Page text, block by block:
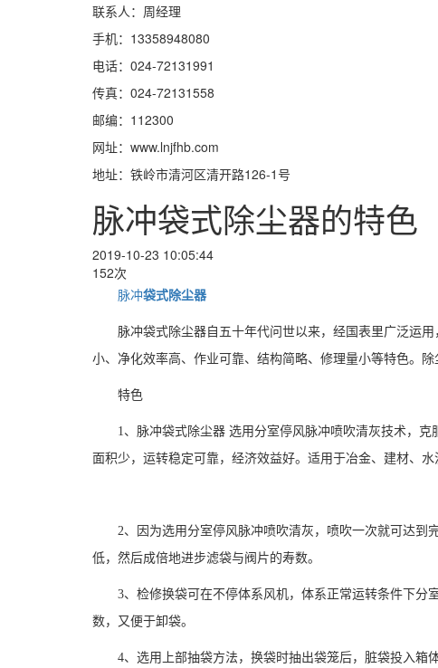
联系人：周经理
手机：13358948080
电话：024-72131991
传真：024-72131558
邮编：112300
网址：www.lnjfhb.com
地址：铁岭市清河区清开路126-1号
脉冲袋式除尘器​的特色
2019-10-23 10:05:44
152次
脉冲袋式除尘器
脉冲袋式除尘器自五十年代问世以来，经国表里广泛运
小、净化效率高、作业可靠、结构简略、修理量小等特色。
特色
1、脉冲袋式除尘器 选用分室停风脉冲喷吹清灰技术，
面积少，运转稳定可靠，经济效益好。适用于冶金、建材、
2、因为选用分室停风脉冲喷吹清灰，喷吹一次就可达
低，然后成倍地进步滤袋与阀片的寿数。
3、检修换袋可在不停体系风机，体系正常运转条件下
数，又便于卸袋。
4、选用上部抽袋方法，换袋时抽出袋笼后，脏袋投入箱